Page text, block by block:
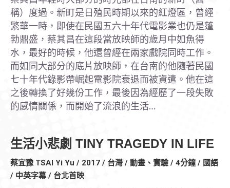
稱）度過。新町是日殖民時期以來的紅燈區，曾經
繁華一時，即使在民國五六十年代電影業也仍是蓬
勃鼎盛，蔡其昌在這段當放映師的歲月中如魚得
水，最好的時候，他還曾經在兩家戲院同時工作。
而如同大部分的底片放映師，在台南的他隨著民國
七十年代錄影帶崛起電影院衰退而被資遣。他在這
之後轉換了好幾份工作，最後因為經歷了一段失敗
的感情關係，而開始了流浪的生活…
生活小悲劇 TINY TRAGEDY IN LIFE
蔡宜豫 TSAI Yi Yu / 2017 / 台灣 / 動畫、實驗 / 4分鐘 / 國語
/ 中英字幕 / 台北首映